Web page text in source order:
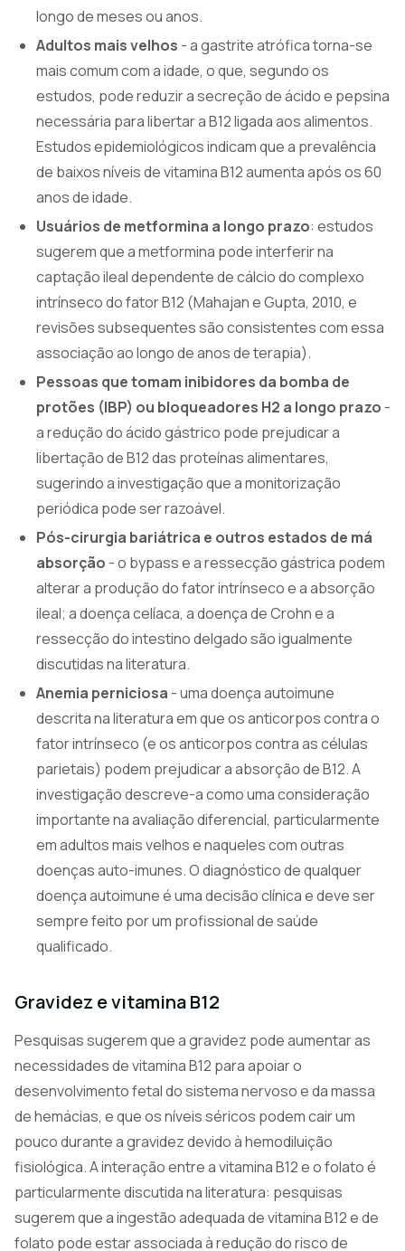
longo de meses ou anos.
Adultos mais velhos - a gastrite atrófica torna-se
mais comum com a idade, o que, segundo os
estudos, pode reduzir a secreção de ácido e pepsina
necessária para libertar a B12 ligada aos alimentos.
Estudos epidemiológicos indicam que a prevalência
de baixos níveis de vitamina B12 aumenta após os 60
anos de idade.
Usuários de metformina a longo prazo: estudos
sugerem que a metformina pode interferir na
captação ileal dependente de cálcio do complexo
intrínseco do fator B12 (Mahajan e Gupta, 2010, e
revisões subsequentes são consistentes com essa
associação ao longo de anos de terapia).
Pessoas que tomam inibidores da bomba de
protões (IBP) ou bloqueadores H2 a longo prazo -
a redução do ácido gástrico pode prejudicar a
libertação de B12 das proteínas alimentares,
sugerindo a investigação que a monitorização
periódica pode ser razoável.
Pós-cirurgia bariátrica e outros estados de má
absorção - o bypass e a ressecção gástrica podem
alterar a produção do fator intrínseco e a absorção
ileal; a doença celíaca, a doença de Crohn e a
ressecção do intestino delgado são igualmente
discutidas na literatura.
Anemia perniciosa - uma doença autoimune
descrita na literatura em que os anticorpos contra o
fator intrínseco (e os anticorpos contra as células
parietais) podem prejudicar a absorção de B12. A
investigação descreve-a como uma consideração
importante na avaliação diferencial, particularmente
em adultos mais velhos e naqueles com outras
doenças auto-imunes. O diagnóstico de qualquer
doença autoimune é uma decisão clínica e deve ser
sempre feito por um profissional de saúde
qualificado.
Gravidez e vitamina B12
Pesquisas sugerem que a gravidez pode aumentar as
necessidades de vitamina B12 para apoiar o
desenvolvimento fetal do sistema nervoso e da massa
de hemácias, e que os níveis séricos podem cair um
pouco durante a gravidez devido à hemodiluição
fisiológica. A interação entre a vitamina B12 e o folato é
particularmente discutida na literatura: pesquisas
sugerem que a ingestão adequada de vitamina B12 e de
folato pode estar associada à redução do risco de